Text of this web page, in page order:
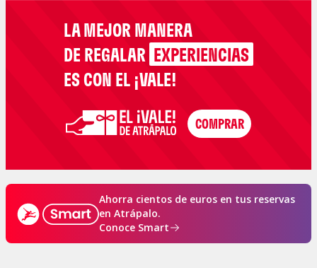
LA MEJOR MANERA
DE REGALAR EXPERIENCIAS
ES CON EL ¡VALE!
Ahorra cientos de euros en tus reservas
en Atrápalo.
Conoce Smart